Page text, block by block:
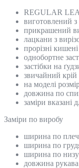
REGULAR
виготовлений
прикрашений
лацкани з
прорізні кишені
однобортне
застібки на
звичайний крій
на моделі
довжина по
заміри вказані
Замiри по виробу
ширина по
ширина по
ширина по
довжина